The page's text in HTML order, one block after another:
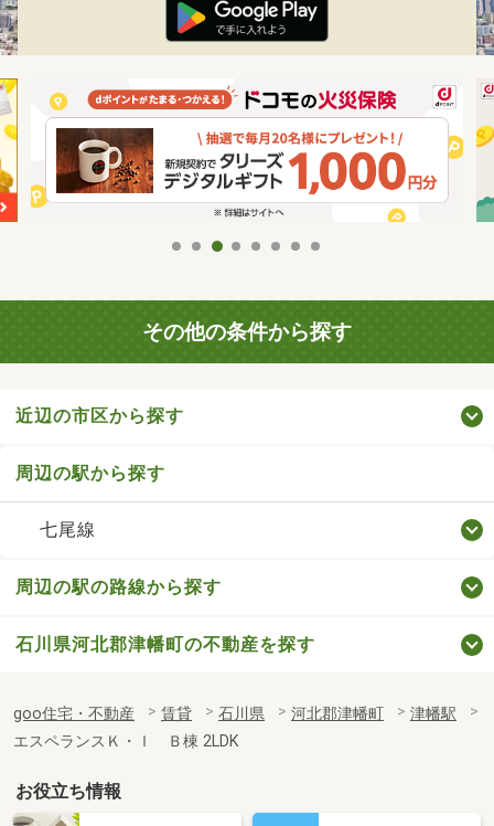
その他の条件から探す
近辺の市区から探す
周辺の駅から探す
七尾線
周辺の駅の路線から探す
石川県河北郡津幡町の不動産を探す
goo住宅・不動産 賃貸 石川県 河北郡津幡町
津幡駅
エスペランスＫ・Ｉ Ｂ棟 2LDK
お役立ち情報